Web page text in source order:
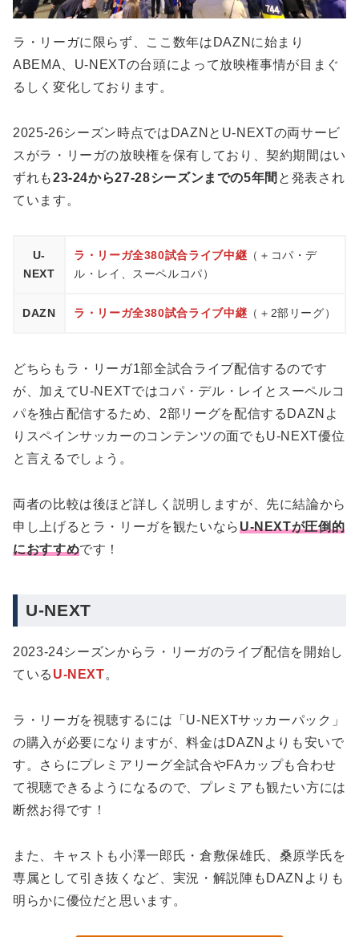
ラ・リーガに限らず、ここ数年はDAZNに始まり
ABEMA、U-NEXTの台頭によって放映権事情が目まぐ
るしく変化しております。
2025-26シーズン時点ではDAZNとU-NEXTの両サービ
スがラ・リーガの放映権を保有しており、契約期間はい
ずれも23-24から27-28シーズンまでの5年間 と発表され
ています。
U-
NEXT
ラ・リーガ全380試合ライブ中継 （＋コパ・デ
ル・レイ、スーペルコパ）
DAZN ラ・リーガ全380試合ライブ中継 （＋2部リーグ）
どちらもラ・リーガ1部全試合ライブ配信するのです
が、加えてU-NEXTではコパ・デル・レイとスーペルコ
パを独占配信するため、2部リーグを配信するDAZNよ
りスペインサッカーのコンテンツの面でもU-NEXT優位
と言えるでしょう。
両者の比較は後ほど詳しく説明しますが、先に結論から
申し上げるとラ・リーガを観たいならU-NEXTが圧倒的
におすすめです！
U-NEXT
2023-24シーズンからラ・リーガのライブ配信を開始し
ている U-NEXT。
ラ・リーガを視聴するには「U-NEXTサッカーパック」
の購入が必要になりますが、料金はDAZNよりも安いで
す。さらにプレミアリーグ全試合やFAカップも合わせ
て視聴できるようになるので、プレミアも観たい方には
断然お得です！
また、キャストも小澤一郎氏・倉敷保雄氏、桑原学氏を
専属として引き抜くなど、実況・解説陣もDAZNよりも
明らかに優位だと思います。